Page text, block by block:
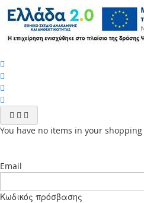
You have no items in your
Email
Κωδικός πρόσβασης